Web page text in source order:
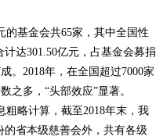
基金会共65家，其中全国性
达301.50亿元，占基金会募捐
。2018年，在全国超过7000家
之多，“头部效应”显著。
略计算，截至2018年末，我
的省本级慈善会外，共有各级